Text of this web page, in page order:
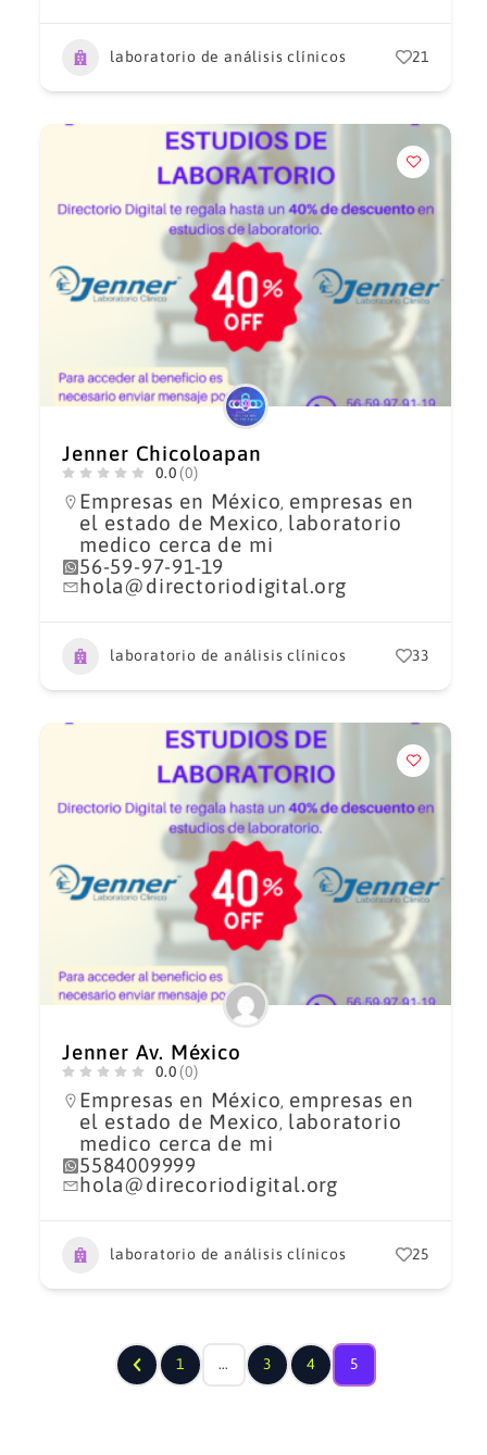
laboratorio de análisis clínicos 21
Jenner Chicoloapan
0.0 (0)
Empresas en México, empresas en
el estado de Mexico, laboratorio
medico cerca de mi
56-59-97-91-19
hola@directoriodigital.org
laboratorio de análisis clínicos 33
Jenner Av. México
0.0 (0)
Empresas en México, empresas en
el estado de Mexico, laboratorio
medico cerca de mi
5584009999
hola@direcoriodigital.org
laboratorio de análisis clínicos 25
1 … 3 4 5